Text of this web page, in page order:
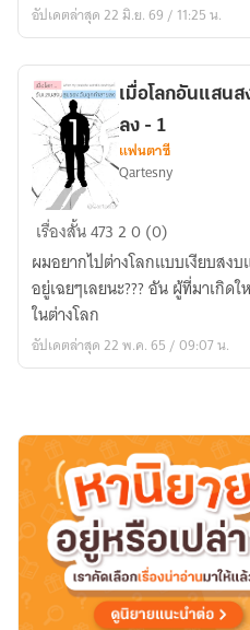
อัปเดตล่าสุด 22 มิ.ย. 69 / 11:25 น.
เมื่อ
อัน
แสน
สงบ
สุข
ถูก
ทำลาย
ลง
1
เมื่อโลกอันแสน
ลง - 1
แฟนตาซี
Qartesny
เรื่องสั้น47320 (0)
ผมอยากไปต่างโลกแบบเงียบสง
อยู่เฉยๆเลยนะ??? อัน ผู้ที่มาเกิดใหม่ ต้องเข้ามาพันพัวกับเรื่องต่างๆ
ในต่างโลก
อัปเดตล่าสุด 22 พ.ค. 65 / 09:07 น.